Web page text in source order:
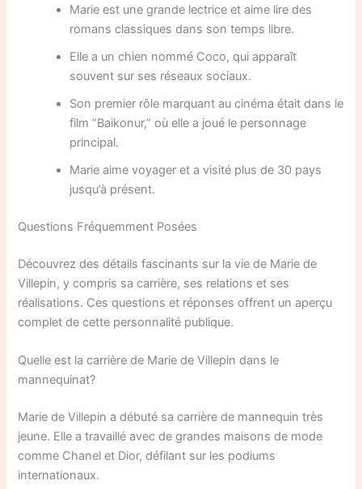
Marie est une grande lectrice et aime lire des
romans classiques dans son temps libre.
Elle a un chien nommé Coco, qui apparaît
souvent sur ses réseaux sociaux.
Son premier rôle marquant au cinéma était dans le
film “Baikonur,” où elle a joué le personnage
principal.
Marie aime voyager et a visité plus de 30 pays
jusqu’à présent.
Questions Fréquemment Posées
Découvrez des détails fascinants sur la vie de Marie de
Villepin, y compris sa carrière, ses relations et ses
réalisations. Ces questions et réponses offrent un aperçu
complet de cette personnalité publique.
Quelle est la carrière de Marie de Villepin dans le
mannequinat?
Marie de Villepin a débuté sa carrière de mannequin très
jeune. Elle a travaillé avec de grandes maisons de mode
comme Chanel et Dior, défilant sur les podiums
internationaux.